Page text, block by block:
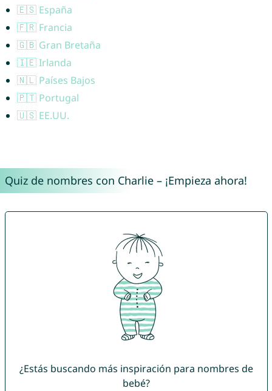
🇪🇸 España
🇫🇷 Francia
🇬🇧 Gran Bretaña
🇮🇪 Irlanda
🇳🇱 Países Bajos
🇵🇹 Portugal
🇺🇸 EE.UU.
Quiz de nombres con Charlie – ¡Empieza ahora!
¿Estás buscando más inspiración para nombres de
bebé?